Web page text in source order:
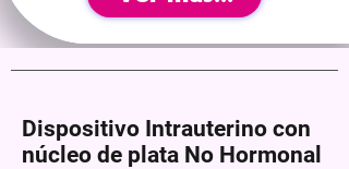
Dispositivo Intrauterino con
núcleo de plata No Hormonal